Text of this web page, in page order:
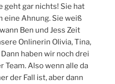
geht gar nichts! Sie hat
eine Ahnung. Sie weiß
Ben und Jess Zeit
Onlinerin Olivia, Tina,
haben wir noch drei
Team. Also wenn alle da
der Fall ist, aber dann